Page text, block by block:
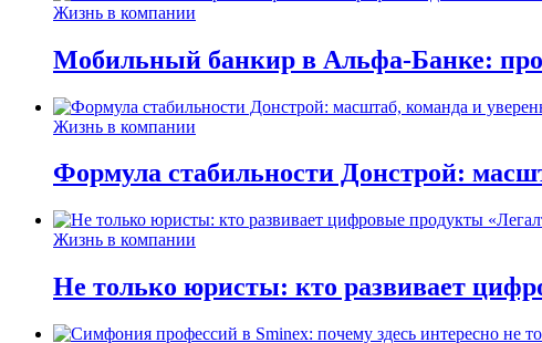
Жизнь в компании
Мобильный банкир в Альфа-Банке:
Жизнь в компании
Формула стабильности Донстрой:
Жизнь в компании
Не только юристы: кто развивает